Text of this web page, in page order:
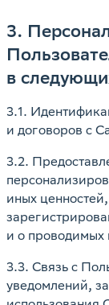
3.
в
3.1.
и договоров с
3.2.
иных
и о проводимых
3.3. Связь с
уведомлений,